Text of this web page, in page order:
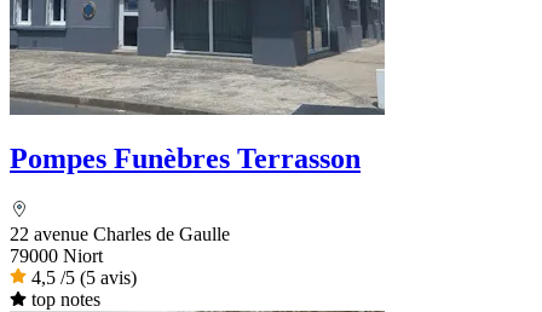
Pompes Funèbres Terrasson
22 avenue Charles de Gaulle
79000 Niort
4,5 /5 (5 avis)
top notes